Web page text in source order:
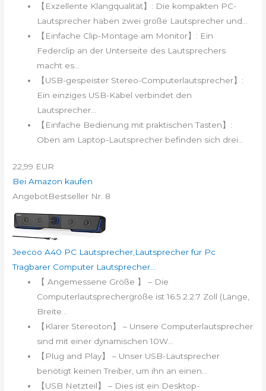
【Exzellente Klangqualität】: Die kompakten PC-
Lautsprecher haben zwei große Lautsprecher und...
【Einfache Clip-Montage am Monitor】: Ein
Federclip an der Unterseite des Lautsprechers
macht es...
【USB-gespeister Stereo-Computerlautsprecher】:
Ein einziges USB-Kabel verbindet den
Lautsprecher...
【Einfache Bedienung mit praktischen Tasten】:
Oben am Laptop-Lautsprecher befinden sich drei...
22,99 EUR
Bei Amazon kaufen
AngebotBestseller Nr. 8
Jeecoo A40 PC Lautsprecher,Lautsprecher für Pc
Tragbarer Computer Lautsprecher...
【 Angemessene Größe 】 – Die
Computerlautsprechergröße ist 16.5.2.2.7 Zoll (Länge,
Breite...
【Klarer Stereoton】 – Unsere Computerlautsprecher
sind mit einer dynamischen 10W...
【Plug and Play】 – Unser USB-Lautsprecher
benötigt keinen Treiber, um ihn an einen...
【USB Netzteil】 – Dies ist ein Desktop-